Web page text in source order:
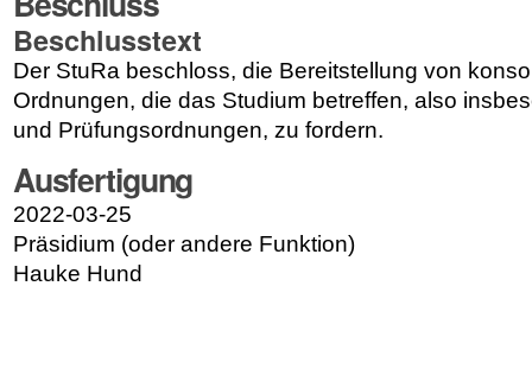
Beschlusstext
Der StuRa beschloss, die Bereitstellung von
Ordnungen, die das Studium betreffen, also
und Prüfungsordnungen, zu fordern.
Ausfertigung
2022-03-25
Präsidium (oder andere Funktion)
Hauke Hund